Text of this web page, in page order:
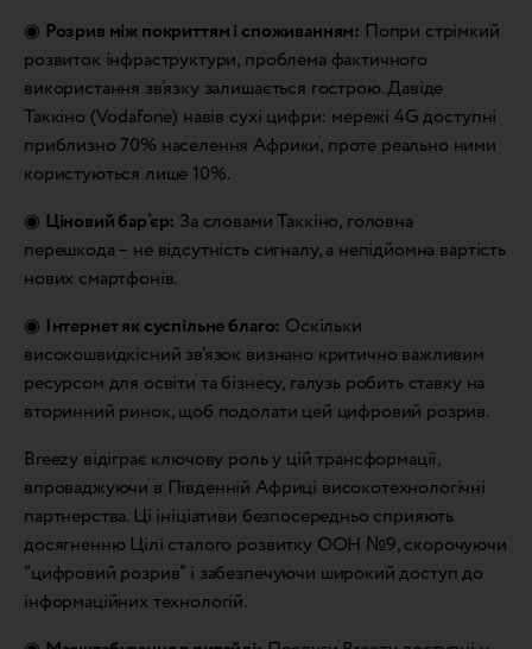
◉ Розрив між покриттям і споживанням: Попри стрімкий
розвиток інфраструктури, проблема фактичного
використання зв’язку залишається гострою. Давіде
Таккіно (Vodafone) навів сухі цифри: мережі 4G доступні
приблизно 70% населення Африки, проте реально ними
користуються лише 10%.
◉ Ціновий бар’єр: За словами Таккіно, головна
перешкода – не відсутність сигналу, а непідйомна вартість
нових смартфонів.
◉ Інтернет як суспільне благо: Оскільки
високошвидкісний зв’язок визнано критично важливим
ресурсом для освіти та бізнесу, галузь робить ставку на
вторинний ринок, щоб подолати цей цифровий розрив.
Breezy відіграє ключову роль у цій трансформації,
впроваджуючи в Південній Африці високотехнологічні
партнерства. Ці ініціативи безпосередньо сприяють
досягненню Цілі сталого розвитку ООН №9, скорочуючи
“цифровий розрив” і забезпечуючи широкий доступ до
інформаційних технологій.